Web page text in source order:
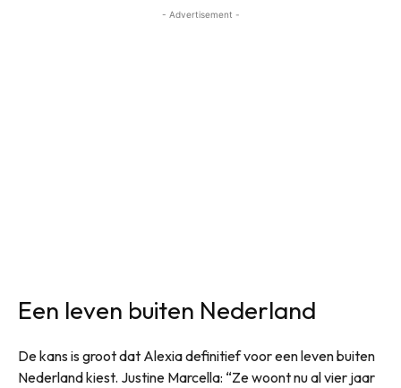
- Advertisement -
Een leven buiten Nederland
De kans is groot dat Alexia definitief voor een leven buiten
Nederland kiest. Justine Marcella: “Ze woont nu al vier jaar